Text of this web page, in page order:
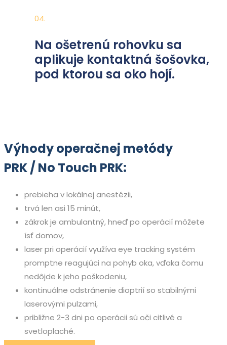
04.
Na ošetrenú rohovku sa
aplikuje kontaktná šošovka,
pod ktorou sa oko hojí.
Výhody operačnej metódy
PRK / No Touch PRK:
prebieha v lokálnej anestézii,
trvá len asi 15 minút,
zákrok je ambulantný, hneď po operácií môžete
ísť domov,
laser pri operácií využíva eye tracking systém
promptne reagujúci na pohyb oka, vďaka čomu
nedôjde k jeho poškodeniu,
kontinuálne odstránenie dioptrií so stabilnými
laserovými pulzami,
približne 2-3 dni po operácii sú oči citlivé a
svetloplaché.